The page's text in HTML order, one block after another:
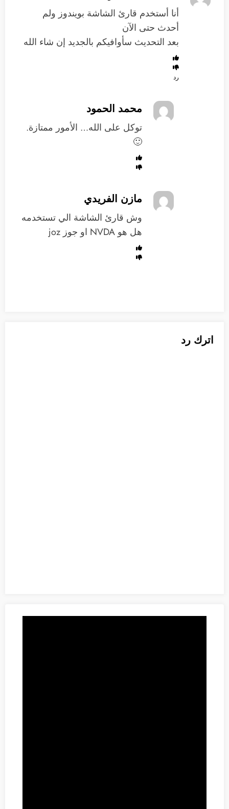
أنا أستخدم قارئ الشاشة بويندوز ولم
أحدث حتى الآن
بعد التحديث سأوافيكم بالجديد إن شاء الله
رد
محمد الحمود
توكل على الله… الأمور ممتازة.
🙂
مازن الفريدي
وش قارئ الشاشة الي تستخدمه
هل هو NVDA او جوز joz
اترك رد